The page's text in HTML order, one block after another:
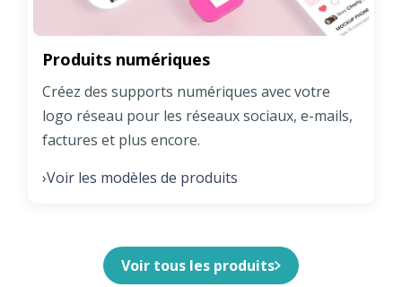
Produits numériques
Créez des supports numériques avec votre
logo réseau pour les réseaux sociaux, e-mails,
factures et plus encore.
›Voir les modèles de produits
Voir tous les produits